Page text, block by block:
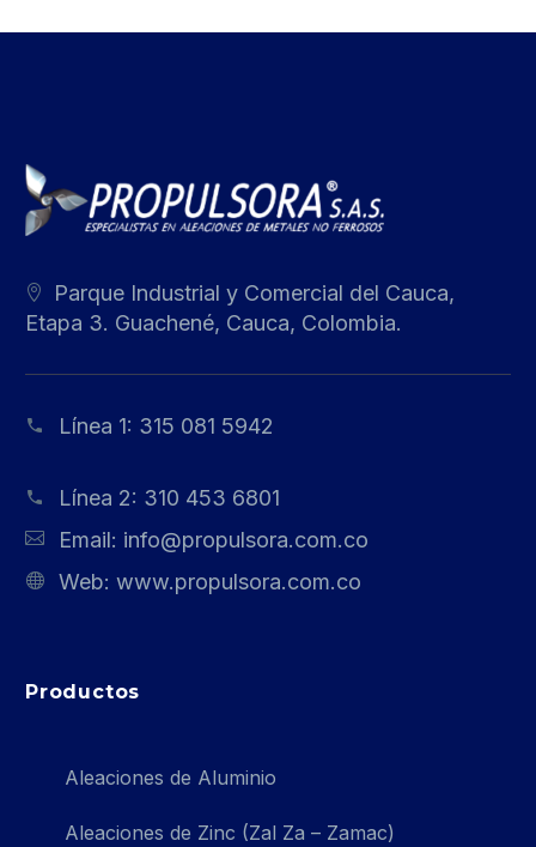
Parque Industrial y Comercial del Cauca,
Etapa 3. Guachené, Cauca, Colombia.
Línea 1: 315 081 5942
Línea 2: 310 453 6801
Email: info@propulsora.com.co
Web: www.propulsora.com.co
Productos
Aleaciones de Aluminio
Aleaciones de Zinc (Zal Za – Zamac)